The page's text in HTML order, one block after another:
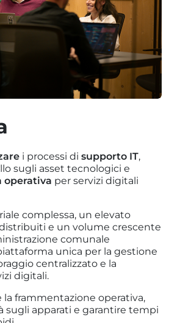
i processi di supporto IT,
sugli asset tecnologici e
operativa per servizi digitali
complessa, un elevato
e un volume crescente
comunale
unica per la gestione
centralizzato e la
digitali.
la frammentazione operativa,
sugli apparati e garantire tempi